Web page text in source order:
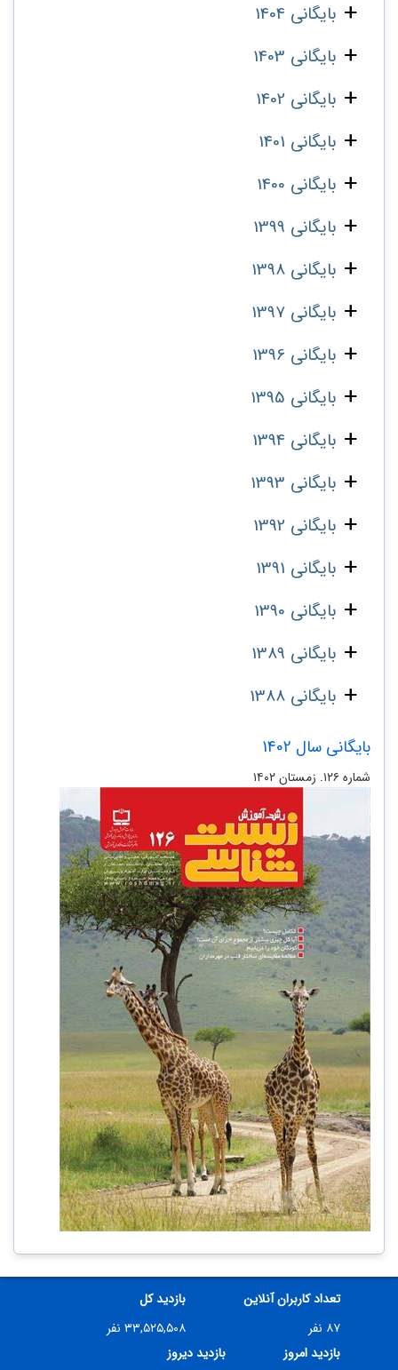
بایگانی 1404
بایگانی 1403
بایگانی 1402
بایگانی 1401
بایگانی 1400
بایگانی 1399
بایگانی 1398
بایگانی 1397
بایگانی 1396
بایگانی 1395
بایگانی 1394
بایگانی 1393
بایگانی 1392
بایگانی 1391
بایگانی 1390
بایگانی 1389
بایگانی 1388
بایگانی سال 1402
شماره ۱۲۶. زمستان ۱۴۰۲
تعداد کاربران آنلاین
۸۷ نفر
بازدید کل
۳۳,۵۲۵,۵۰۸ نفر
بازدید امروز
بازدید دیروز